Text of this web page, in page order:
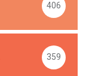
406
359